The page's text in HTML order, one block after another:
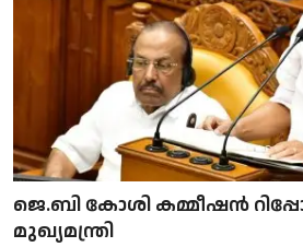
ജെ.ബി കോശി കമ്മീഷൻ
മുഖ്യമന്ത്രി